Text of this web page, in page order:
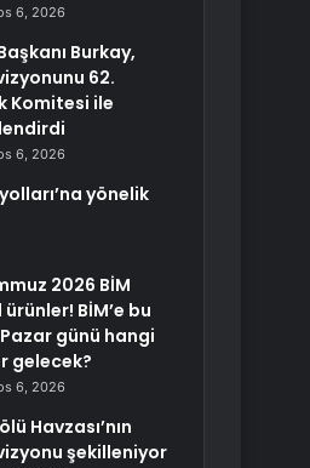
6, 2026
Burkay,
62.
Komitesi ile
6, 2026
yönelik
2026 BİM
BİM’e bu
günü hangi
gelecek?
6, 2026
Havzası’nın
şekilleniyor